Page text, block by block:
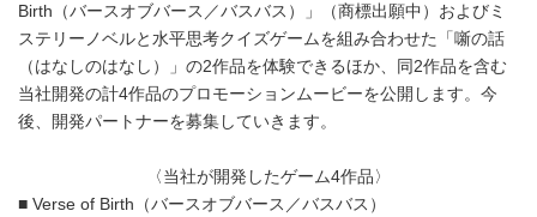
Birth（バースオブバース／バスバス）」（商標出願中）およびミ
ステリーノベルと水平思考クイズゲームを組み合わせた「噺の話
（はなしのはなし）」の2作品を体験できるほか、同2作品を含む
当社開発の計4作品のプロモーションムービーを公開します。今
後、開発パートナーを募集していきます。
〈当社が開発したゲーム4作品〉
■ Verse of Birth（バースオブバース／バスバス）